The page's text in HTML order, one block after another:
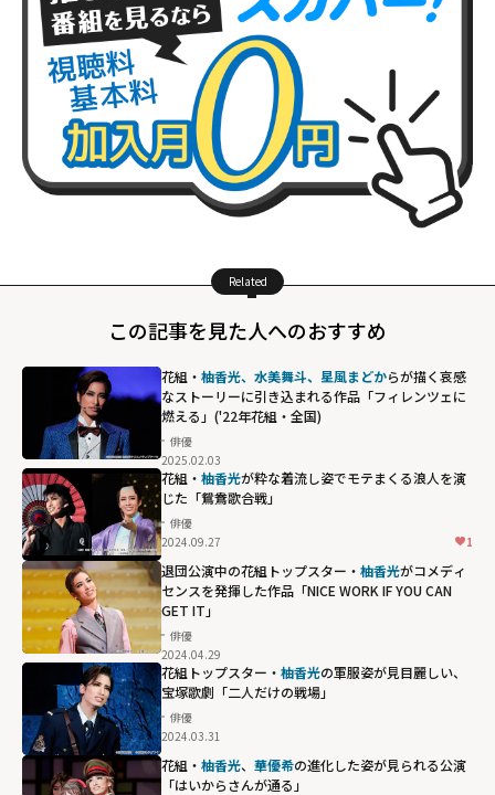
Related
この記事を見た人へのおすすめ
花組・ 柚香光、水美舞斗、星風まどからが描く哀感
なストーリーに引き込まれる作品「フィレンツェに
燃える」('22年花組・全国)
俳優
2025.02.03
花組・ 柚香光が粋な着流し姿でモテまくる浪人を演
じた「鴛鴦歌合戦」
俳優
2024.09.27
1
退団公演中の花組トップスター・ 柚香光がコメディ
センスを発揮した作品「NICE WORK IF YOU CAN
GET IT」
俳優
2024.04.29
花組トップスター・ 柚香光の軍服姿が見目麗しい、
宝塚歌劇「二人だけの戦場」
俳優
2024.03.31
花組・ 柚香光、 華優希の進化した姿が見られる公演
「はいからさんが通る」